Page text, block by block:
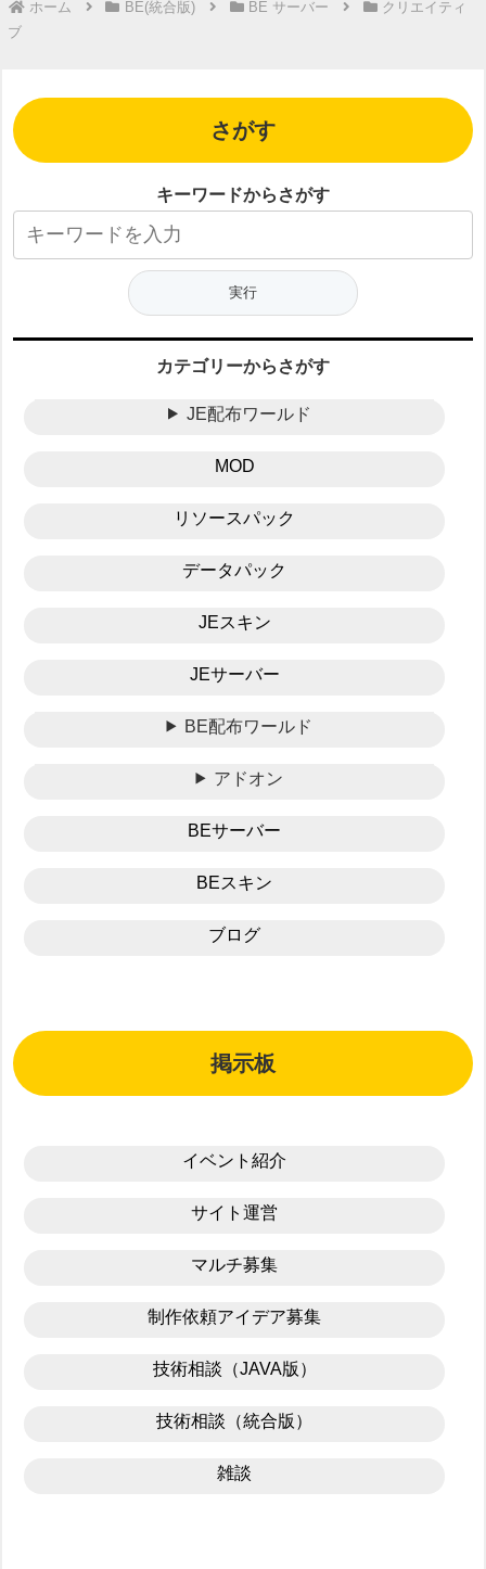
ホーム BE(統合版) BE サーバー
クリエイティ
ブ
さがす
キーワードからさがす
カテゴリーからさがす
JE配布ワールド
MOD
リソースパック
データパック
JEスキン
JEサーバー
BE配布ワールド
アドオン
BEサーバー
BEスキン
ブログ
掲示板
イベント紹介
サイト運営
マルチ募集
制作依頼アイデア募集
技術相談（JAVA版）
技術相談（統合版）
雑談